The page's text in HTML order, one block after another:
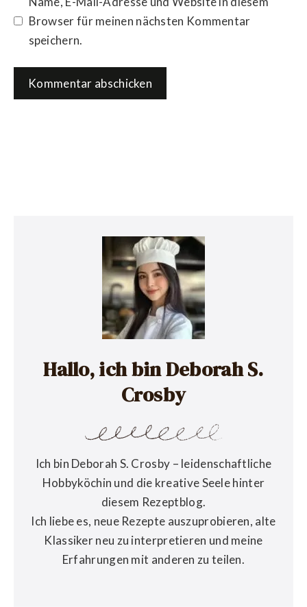
Browser für meinen nächsten Kommentar
speichern.
Hallo, ich bin Deborah S.
Crosby
Ich bin Deborah S. Crosby – leidenschaftliche
Hobbyköchin und die kreative Seele hinter
diesem Rezeptblog.
Ich liebe es, neue Rezepte auszuprobieren, alte
Klassiker neu zu interpretieren und meine
Erfahrungen mit anderen zu teilen.